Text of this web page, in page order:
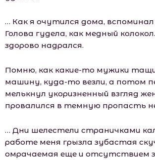
… Как я очутился дома,
Голова гудела, как медный
здорово надрался.
Помню, как какие-то мужики
машину, куда-то везли, а потом
мелькнул укоризненный взгляд
провалился в темную пропасть
… Дни шелестели страничками
работе меня грызла зубастая
омрачаемая еще и отсутствием